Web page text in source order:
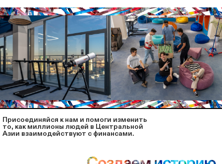
Присоединяйcя к нам и помоги изменить
то, как миллионы людей в Центральной
Азии взаимодействуют с финансами.